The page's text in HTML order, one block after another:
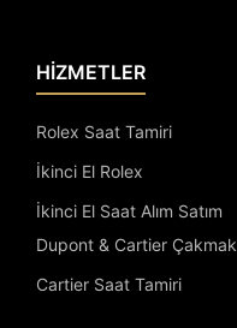
HİZMETLER
Rolex Saat Tamiri
İkinci El Rolex
İkinci El Saat Alım Satım
Dupont & Cartier Çakmak
Cartier Saat Tamiri